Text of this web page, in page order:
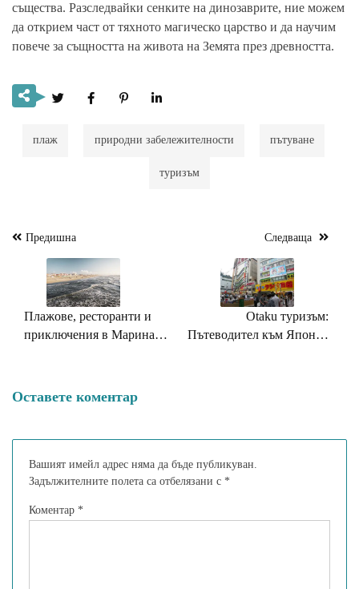
същества. Разследвайки сенките на динозаврите, ние можем
да открием част от тяхното магическо царство и да научим
повече за същността на живота на Земята през древността.
плаж природни забележителности пътуване
туризъм
Навигация
Предишна
Плажове, ресторанти и
приключения в Марина
Следваща
Otaku туризъм:
Пътеводител към Япония
Оставете коментар
Вашият имейл адрес няма да бъде публикуван.
Задължителните полета са отбелязани с *
Коментар *